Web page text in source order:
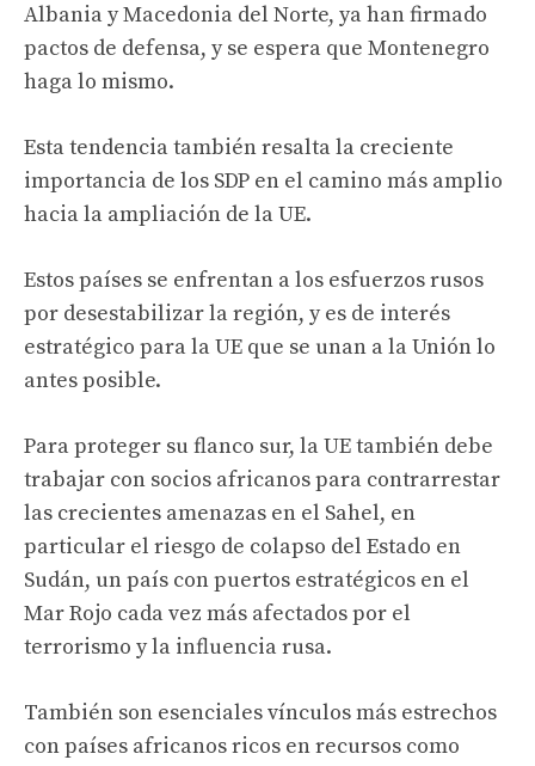
Albania y Macedonia del Norte, ya han firmado
pactos de defensa, y se espera que Montenegro
haga lo mismo.
Esta tendencia también resalta la creciente
importancia de los SDP en el camino más amplio
hacia la ampliación de la UE.
Estos países se enfrentan a los esfuerzos rusos
por desestabilizar la región, y es de interés
estratégico para la UE que se unan a la Unión lo
antes posible.
Para proteger su flanco sur, la UE también debe
trabajar con socios africanos para contrarrestar
las crecientes amenazas en el Sahel, en
particular el riesgo de colapso del Estado en
Sudán, un país con puertos estratégicos en el
Mar Rojo cada vez más afectados por el
terrorismo y la influencia rusa.
También son esenciales vínculos más estrechos
con países africanos ricos en recursos como